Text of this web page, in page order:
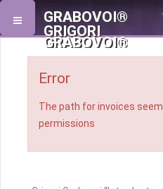
GRABOVOI®
GRIGORI
GRABOVOI®
Error
The path for invoices
permissions